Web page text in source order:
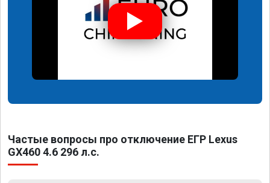
Частые вопросы про отключение ЕГР Lexus
GX460 4.6 296 л.с.